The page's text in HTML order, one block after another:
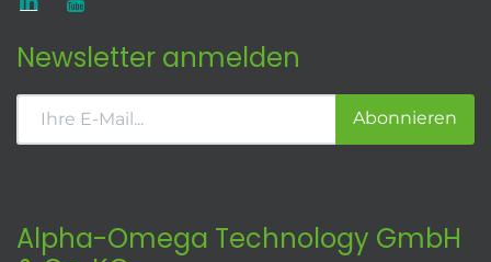
Newsletter anmelden
Abonnieren
Alpha-Omega Technology GmbH